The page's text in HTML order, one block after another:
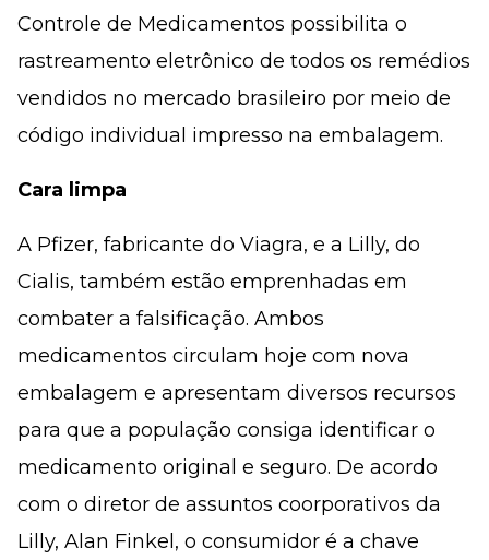
Controle de Medicamentos possibilita o
rastreamento eletrônico de todos os remédios
vendidos no mercado brasileiro por meio de
código individual impresso na embalagem.
Cara limpa
A Pfizer, fabricante do Viagra, e a Lilly, do
Cialis, também estão emprenhadas em
combater a falsificação. Ambos
medicamentos circulam hoje com nova
embalagem e apresentam diversos recursos
para que a população consiga identificar o
medicamento original e seguro. De acordo
com o diretor de assuntos coorporativos da
Lilly, Alan Finkel, o consumidor é a chave